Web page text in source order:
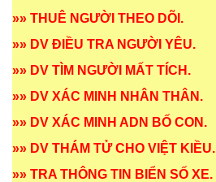
»» THUÊ NGƯỜI THEO DÕI .
»» DV ĐIỀU TRA NGƯỜI YÊU.
»» DV TÌM NGƯỜI MẤT TÍCH .
»» DV XÁC MINH NHÂN THÂN .
»» DV XÁC MINH ADN BỐ CON .
»» DV THÁM TỬ CHO VIỆT KIỀU.
»» TRA THÔNG TIN BIỂN SỐ XE.